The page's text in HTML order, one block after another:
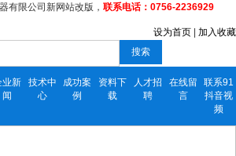
限公司新网站改版， 联系电话：0756-2236929
设为首页
加入收藏
搜索
业新
闻
技术中
心
成功案
例
资料下
载
人才招
聘
在线留
言
联系91
抖音视
频